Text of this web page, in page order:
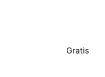
Gratis